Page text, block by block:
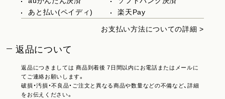
あと払い(ペイディ)
楽天Pay
お支払い方法についての詳細 >
返品について
返品につきましては 商品到着後 7日間以内にお電話またはメールに
てご連絡お願いします。
破損・汚損・不良品・ご注文と異なる商品や数量などの不備など、詳細
をお伝えください。